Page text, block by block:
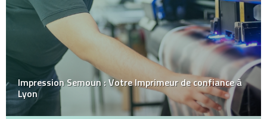
Impression Semoun : Votre Imprimeur de confiance à
Lyon